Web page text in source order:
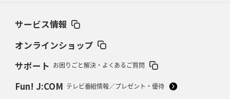
2026年2月19日(木)更新
37年女子W杯招致への課題と期待
2026年2月12日(木)更新
サービス情報
オンラインショップ
サポート お困りごと解決・よくあるご質問
Fun! J:COM テレビ番組情報／プレゼント・優待